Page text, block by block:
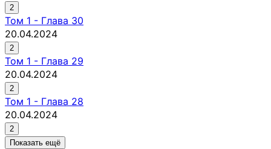
2
Том 1 - Глава 30
20.04.2024
2
Том 1 - Глава 29
20.04.2024
2
Том 1 - Глава 28
20.04.2024
2
Показать ещё